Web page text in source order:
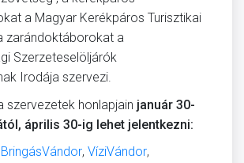
a Magyar Kerékpáros Turisztikai
zarándoktáborokat a
Szerzeteselöljárók
Irodája szervezi.
szervezetek honlapjain január 30-
április 30-ig lehet jelentkezni:
BringásVándor, VíziVándor,